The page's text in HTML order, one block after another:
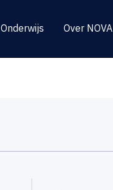
Onderwijs Over NOVA